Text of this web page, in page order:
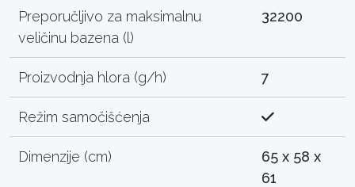
Preporučljivo za maksimalnu
veličinu bazena (l)
32200
Proizvodnja hlora (g/h) 7
Režim samočišćenja
Dimenzije (cm)
65 x 58 x
61